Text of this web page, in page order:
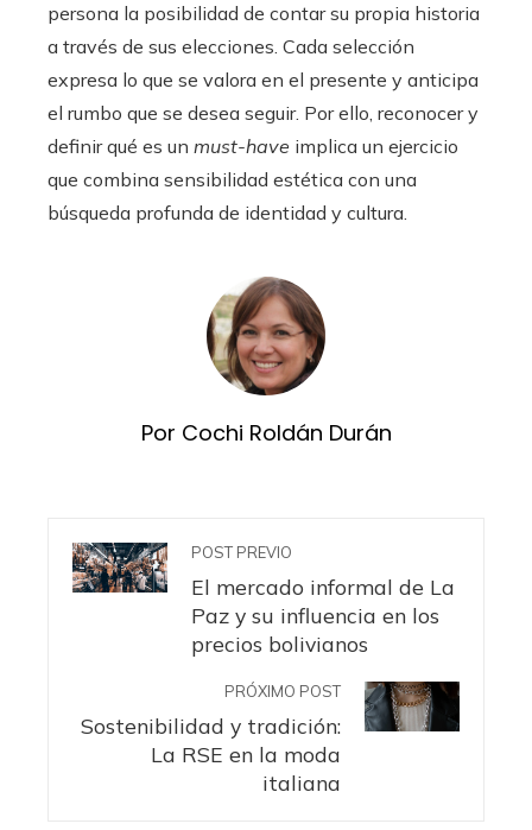
persona la posibilidad de contar su propia historia
a través de sus elecciones. Cada selección
expresa lo que se valora en el presente y anticipa
el rumbo que se desea seguir. Por ello, reconocer y
definir qué es un must-have implica un ejercicio
que combina sensibilidad estética con una
búsqueda profunda de identidad y cultura.
Por Cochi Roldán Durán
POST PREVIO
El mercado informal de La
Paz y su influencia en los
precios bolivianos
PRÓXIMO POST
Sostenibilidad y tradición:
La RSE en la moda
italiana